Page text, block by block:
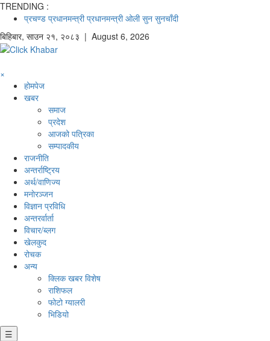
TRENDING :
प्रचण्ड प्रधानमन्त्री प्रधानमन्त्री ओली सुन सुनचाँदी
बिहिबार, साउन २१, २०८३ | August 6, 2026
×
होमपेज
खबर
समाज
प्रदेश
आजको पत्रिका
सम्पादकीय
राजनीति
अन्तर्राष्ट्रिय
अर्थ/वाणिज्य
मनाेरञ्जन
विज्ञान प्रविधि
अन्तरर्वार्ता
विचार/ब्लग
खेलकुद
रोचक
अन्य
क्लिक खबर विशेष
राशिफल
फोटो ग्यालरी
भिडियो
☰